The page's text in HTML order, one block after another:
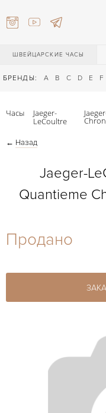
ШВЕЙЦАРСКИЕ ЧАСЫ
БРЕНДЫ: A B C D E F
27-44
Часы Jaeger-
LeCoultre
← Назад
Jaeger-
Quantieme
Продано